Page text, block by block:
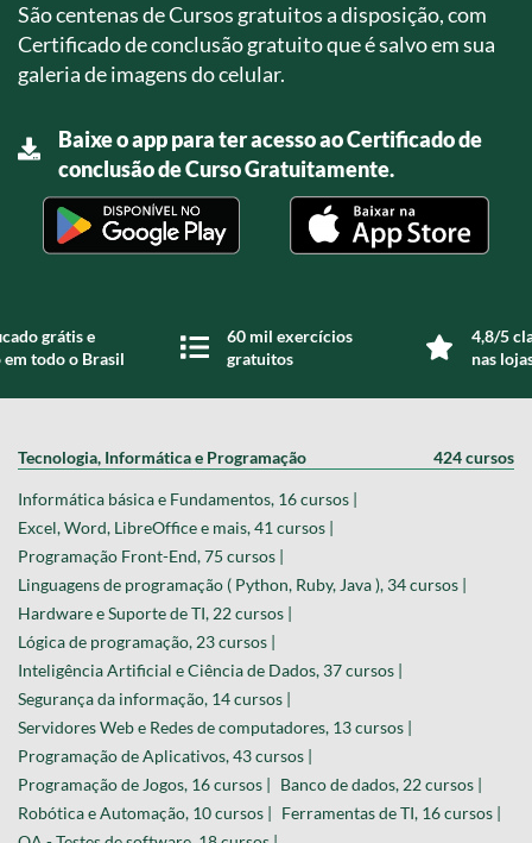
São centenas de Cursos gratuitos a disposição, com
Certificado de conclusão gratuito que é salvo em sua
galeria de imagens do celular.
Baixe o app para ter acesso ao Certificado de
conclusão de Curso Gratuitamente.
grátis e
todo o Brasil
60 mil exercícios
gratuitos
4,8/5
nas
Tecnologia, Informática e Programação 424 cursos
Informática básica e Fundamentos, 16 cursos |
Excel, Word, LibreOffice e mais, 41 cursos |
Programação Front-End, 75 cursos |
Linguagens de programação ( Python, Ruby, Java ), 34 cursos |
Hardware e Suporte de TI, 22 cursos |
Lógica de programação, 23 cursos |
Inteligência Artificial e Ciência de Dados, 37 cursos |
Segurança da informação, 14 cursos |
Servidores Web e Redes de computadores, 13 cursos |
Programação de Aplicativos, 43 cursos |
Programação de Jogos, 16 cursos |
Banco de dados, 22 cursos |
Robótica e Automação, 10 cursos |
Ferramentas de TI, 16 cursos |